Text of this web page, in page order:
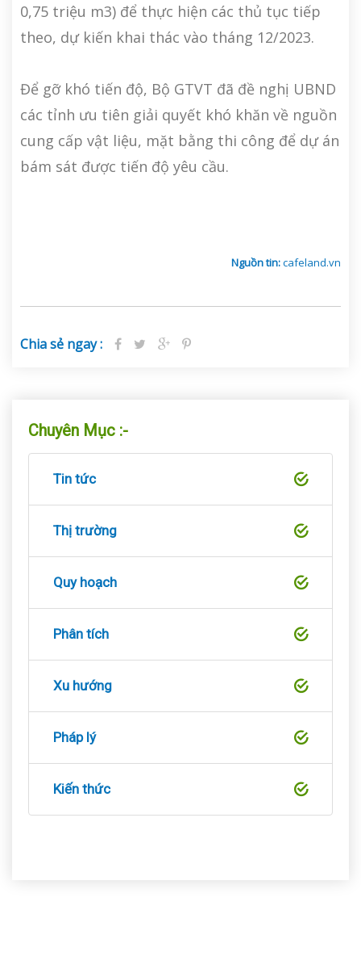
0,75 triệu m3) để thực hiện các thủ tục tiếp
theo, dự kiến khai thác vào tháng 12/2023.
Để gỡ khó tiến độ, Bộ GTVT đã đề nghị UBND
các tỉnh ưu tiên giải quyết khó khăn về nguồn
cung cấp vật liệu, mặt bằng thi công để dự án
bám sát được tiến độ yêu cầu.
Nguồn tin:cafeland.vn
Chia sẻ ngay :
Chuyên Mục :-
Tin tức
Thị trường
Quy hoạch
Phân tích
Xu hướng
Pháp lý
Kiến thức